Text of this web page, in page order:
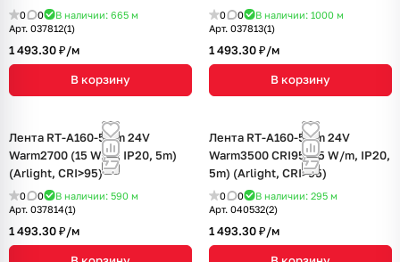
0 0 В наличии: 665 м
Арт. 037812(1)
1 493.30 ₽/м
В корзину
0 0 В наличии: 1000 м
Арт. 037813(1)
1 493.30 ₽/м
В корзину
Лента RT-A160-5mm 24V
Warm2700 (15 W/m, IP20, 5m)
(Arlight, CRI>95)
0 0 В наличии: 590 м
Арт. 037814(1)
1 493.30 ₽/м
Лента RT-A160-5mm 24V
Warm3500 CRI95 (15 W/m, IP20,
5m) (Arlight, CRI>95)
0 0 В наличии: 295 м
Арт. 040532(2)
1 493.30 ₽/м